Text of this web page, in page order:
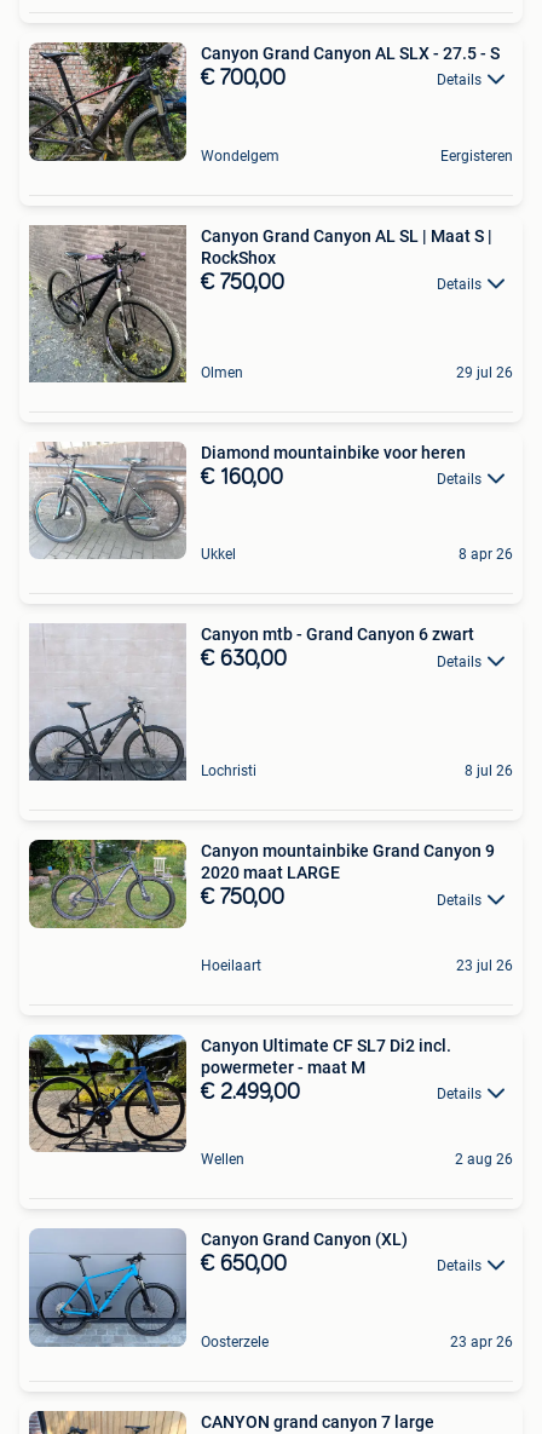
Canyon Grand Canyon AL SLX - 27.5 - S
€ 700,00 Details
Wondelgem Eergisteren
Canyon Grand Canyon AL SL | Maat S |
RockShox
€ 750,00 Details
Olmen 29 jul 26
Diamond mountainbike voor heren
€ 160,00 Details
Ukkel 8 apr 26
Canyon mtb - Grand Canyon 6 zwart
€ 630,00 Details
Lochristi 8 jul 26
Canyon mountainbike Grand Canyon 9
2020 maat LARGE
€ 750,00 Details
Hoeilaart 23 jul 26
Canyon Ultimate CF SL7 Di2 incl.
powermeter - maat M
€ 2.499,00 Details
Wellen 2 aug 26
Canyon Grand Canyon (XL)
€ 650,00 Details
Oosterzele 23 apr 26
CANYON grand canyon 7 large